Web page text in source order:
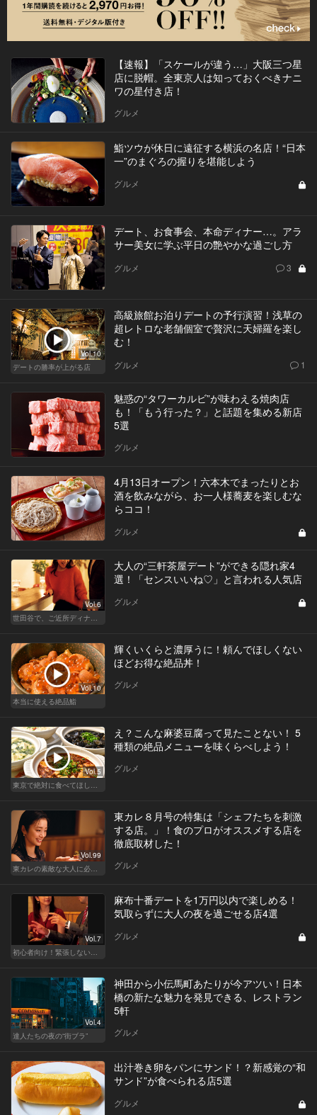
【速報】「スケールが違う…」大阪三つ星
店に脱帽。全東京人は知っておくべきナニ
ワの星付き店！
グルメ
鮨ツウが休日に遠征する横浜の名店！“日本
一”のまぐろの握りを堪能しよう
グルメ
デート、お食事会、本命ディナー…。アラ
サー美女に学ぶ平日の艶やかな過ごし方
グルメ 3
Vol.10
デートの勝率が上がる店
高級旅館お泊りデートの予行演習！浅草の
超レトロな老舗個室で贅沢に天婦羅を楽し
む！
グルメ 1
魅惑の“タワーカルビ”が味わえる焼肉店
も！「もう行った？」と話題を集める新店
5選
グルメ
4月13日オープン！六本木でまったりとお
酒を飲みながら、お一人様蕎麦を楽しむな
らココ！
グルメ
Vol.6
世田谷で、ご近所ディナーを楽しもう！
大人の“三軒茶屋デート”ができる隠れ家4
選！「センスいいね♡」と言われる人気店
グルメ
Vol.10
本当に使える絶品鮨
輝くいくらと濃厚うに！頼んでほしくない
ほどお得な絶品丼！
グルメ
Vol.5
え？こんな麻婆豆腐って見たことない！ 5
種類の絶品メニューを味くらべしよう！
グルメ
Vol.99
東カレ８月号の特集は「シェフたちを刺激
する店。」！食のプロがオススメする店を
徹底取材した！
グルメ
Vol.7
麻布十番デートを1万円以内で楽しめる！
気取らずに大人の夜を過ごせる店4選
グルメ
Vol.4
達人たちの夜の“街ブラ”
神田から小伝馬町あたりが今アツい！日本
橋の新たな魅力を発見できる、レストラン
5軒
グルメ
出汁巻き卵をパンにサンド！？新感覚の“和
サンド”が食べられる店5選
グルメ